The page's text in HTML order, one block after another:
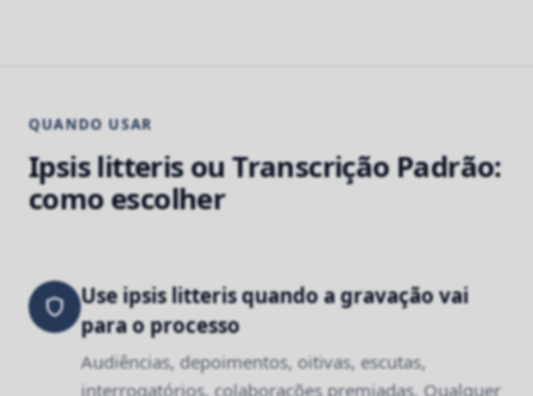
QUANDO USAR
Ipsis litteris ou Transcrição Padrão:
como escolher
Use ipsis litteris quando a gravação vai
para o processo
Audiências, depoimentos, oitivas, escutas,
interrogatórios, colaborações premiadas. Qualquer